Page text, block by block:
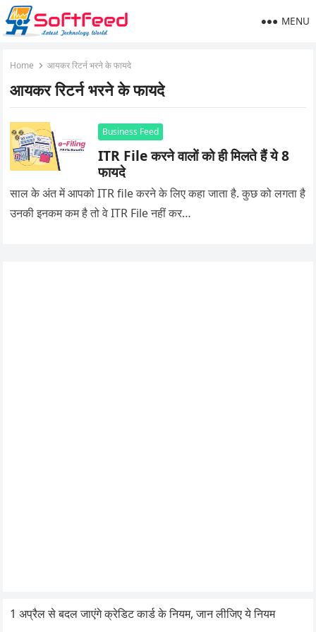
MENU
Home आयकर रिटर्न भरने के फायदे
आयकर रिटर्न भरने के फायदे
Business Feed
ITR File करने वालों को ही मिलते हैं ये 8
फायदे
साल के अंत में आपको ITR file करने के लिए कहा जाता है. कुछ को लगता है
उनकी इनकम कम है तो वे ITR File नहीं कर…
1 अप्रैल से बदल जाएंगे क्रेडिट कार्ड के नियम, जान लीजिए ये नियम